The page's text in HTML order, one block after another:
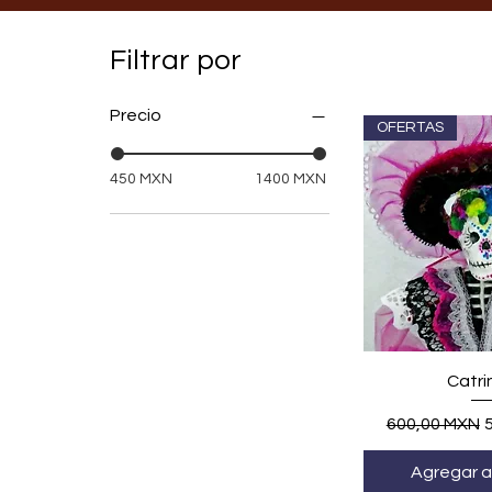
Filtrar por
Precio
450 MXN 1400 MXN
Vista
OFERTAS
Precio
600,00 MXN
Agregar